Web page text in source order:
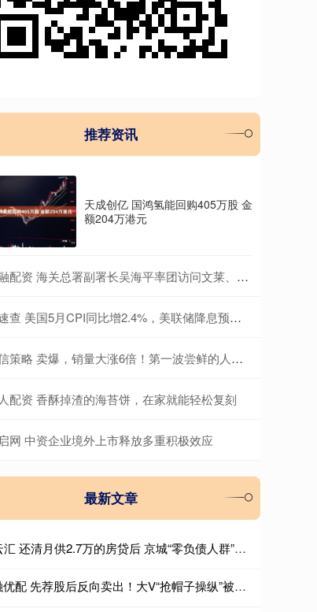
推荐资讯
天成创亿 国鸿氢能回购405万股 金
额204万港元
配资 海关总署副署长吴海平率团访问文莱、乌兹别克斯坦
查 美国5月CPI同比增2.4%，美联储降息预期升温，黄金短线冲高
略 卖爆，销量大涨6倍！第一波尝鲜的人开始“裂”了：像被电击！医生提醒
配资 香酥掉渣的海苔饼，在家就能轻松复刻
网 中资企业境外上市释放多重积极效应
最新文章
科云汇 还清月供2.7万的房贷后 京城“零负债人群”想去创业
双融优配 先荐股后反向卖出！大V“抢帽子操纵”被罚没超8300万元 3年市场禁入